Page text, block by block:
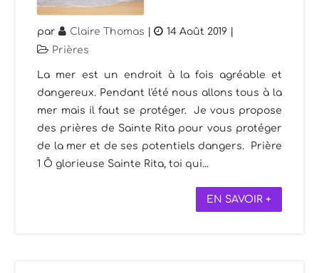
par Claire Thomas | 14 Août 2019
Prières
La mer est un endroit à la fois agréable et
dangereux. Pendant l'été nous allons tous à la
mer mais il faut se protéger. Je vous propose
des prières de Sainte Rita pour vous protéger
de la mer et de ses potentiels dangers. Prière
1 Ô glorieuse Sainte Rita, toi qui...
EN SAVOIR +